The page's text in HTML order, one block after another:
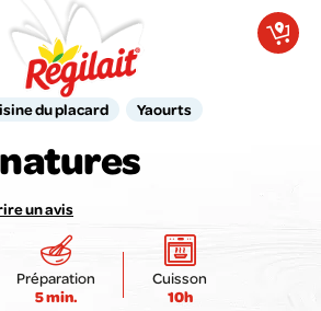
du placard Yaourts
un avis
compte pour nous !
la recette ici :
Envoyer mon avis
Préparation
5 min.
Cuisson
10h